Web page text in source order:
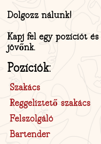
Dolgozz nálunk!
Kapj fel egy pozíciót
jövőnk.
Pozíciók:
Szakács
Reggeliztető szakács
Felszolgáló
Bartender